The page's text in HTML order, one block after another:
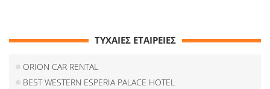
ΤΥΧΑΙΕΣ ΕΤΑΙΡΕΙΕΣ
ORION CAR RENTAL
BEST WESTERN ESPERIA PALACE HOTEL